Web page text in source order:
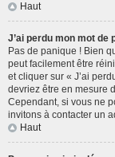
Haut
J’ai perdu mon mot de
Pas de panique ! Bien
peut facilement être
et cliquer sur « J’ai
devriez être en mesure
Cependant, si vous ne
invitons à contacter un
Haut